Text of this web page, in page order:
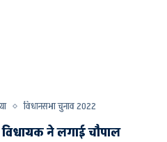
विधानसभा चुनाव 2022
विधायक ने लगाई चौपाल